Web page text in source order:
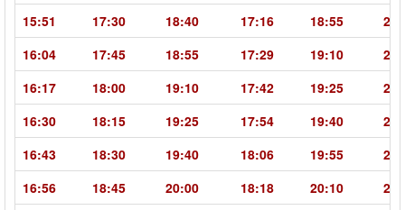
15:51
17:30 18:40 17:16 18:55
16:04
17:45 18:55 17:29 19:10
16:17
18:00 19:10 17:42 19:25
16:30
18:15 19:25 17:54 19:40
16:43
18:30 19:40 18:06 19:55
16:56
18:45 20:00 18:18 20:10